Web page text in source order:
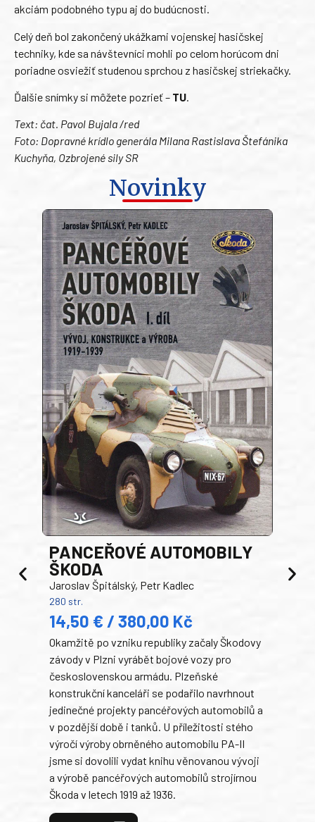
akciám podobného typu aj do budúcnosti.
Celý deň bol zakončený ukážkami vojenskej hasičskej
techniky, kde sa návštevníci mohli po celom horúcom dni
poriadne osviežiť studenou sprchou z hasičskej striekačky.
Ďalšie snímky si môžete pozrieť – TU.
Text: čat. Pavol Bujala /red
Foto: Dopravné krídlo generála Milana Rastislava Štefánika
Kuchyňa, Ozbrojené sily SR
Novinky
PANCEŘOVÉ AUTOMOBILY
ŠKODA
Jaroslav Špitálský, Petr Kadlec
280 str.
14,50 € / 380,00 Kč
Okamžitě po vzniku republiky začaly Škodovy
závody v Plzni vyrábět bojové vozy pro
československou armádu. Plzeňské
konstrukční kanceláři se podařilo navrhnout
jedinečné projekty pancéřových automobilů a
v pozdější době i tanků. U příležitosti stého
výročí výroby obrněného automobilu PA-II
jsme si dovolili vydat knihu věnovanou vývoji
a výrobě pancéřových automobilů strojírnou
Škoda v letech 1919 až 1936.